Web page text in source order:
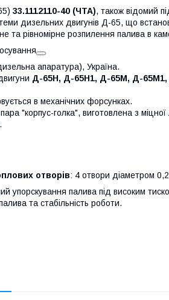
33.1112110-40 (ЧТА), також відомий
дизельних двигунів Д-65, що
та рівномірне розпилення палива в
апаратура), Україна.
Д-65Н, Д-65Н1, Д-65М, Д-
в механічних форсунках.
"корпус-голка", виготовлена з
отворів: 4 отвори діаметром
упорскування палива під високим
та стабільність роботи.